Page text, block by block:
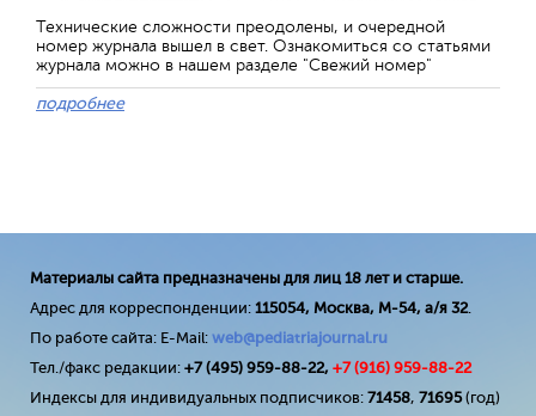
Технические сложности преодолены, и очередной
номер журнала вышел в свет. Ознакомиться со статьями
журнала можно в нашем разделе "Свежий номер"
подробнее
Материалы сайта предназначены для лиц 18 лет и старше.
Адрес для корреспонденции: 115054, Москва, М-54, а/я 32.
По работе сайта: E-Mail: web@pediatriajournal.ru
Тел./факс редакции: +7 (495) 959-88-22, +7 (916) 959-88-22
Индексы для индивидуальных подписчиков: 71458, 71695(год)